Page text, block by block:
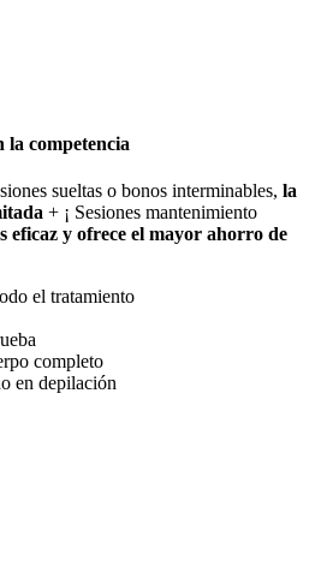
la competencia
sueltas o bonos interminables, la
+ ¡ Sesiones mantenimiento
eficaz y ofrece el mayor ahorro de
el tratamiento
completo
en depilación